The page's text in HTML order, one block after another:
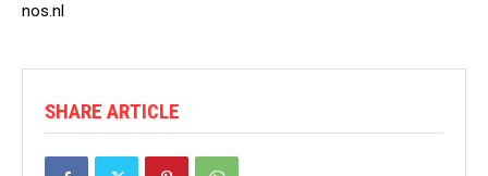
nos.nl
SHARE ARTICLE